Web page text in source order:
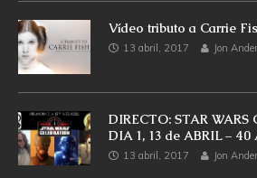
Vídeo tributo a Carrie
13 abril, 2017 Jon
DIRECTO: STAR WARS
DIA 1, 13 de ABRIL – 40
13 abril, 2017 Jon